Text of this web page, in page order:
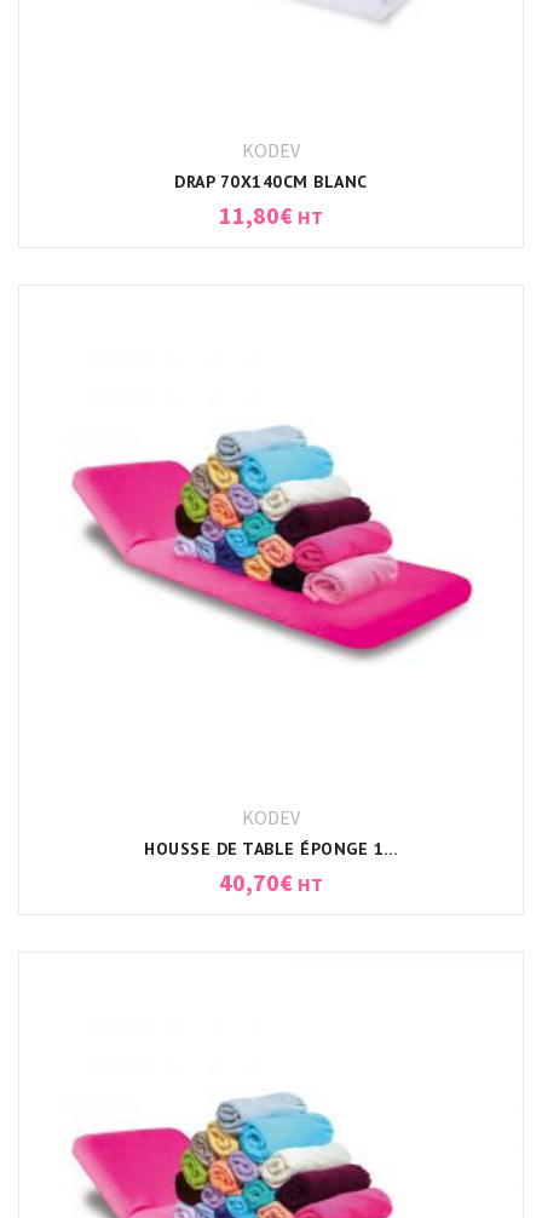
KODEV
DRAP 70X140CM BLANC
11,80€ HT
KODEV
HOUSSE DE TABLE ÉPONGE 190X63X7CM BLANC
40,70€ HT